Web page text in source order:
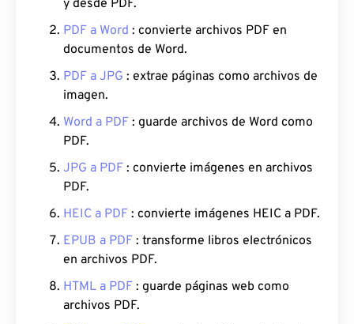
y desde PDF.
PDF a Word : convierte archivos PDF en
documentos de Word.
PDF a JPG : extrae páginas como archivos de
imagen.
Word a PDF : guarde archivos de Word como
PDF.
JPG a PDF : convierte imágenes en archivos
PDF.
HEIC a PDF : convierte imágenes HEIC a PDF.
EPUB a PDF : transforme libros electrónicos
en archivos PDF.
HTML a PDF : guarde páginas web como
archivos PDF.